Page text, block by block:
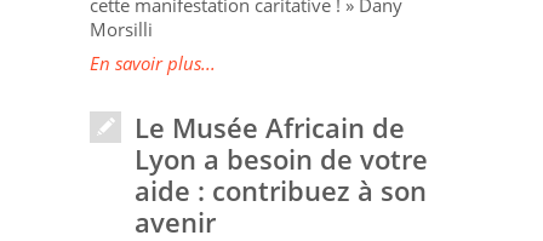
Morsilli
En savoir plus...
Le Musée Africain de
Lyon a besoin de votre
aide : contribuez à son
avenir